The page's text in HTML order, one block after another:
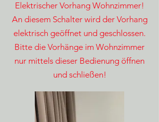
Elektrischer Vorhang Wohnzimmer!
An diesem Schalter wird der Vorhang
elektrisch geöffnet und geschlossen.
Bitte die Vorhänge im Wohnzimmer
nur mittels dieser Bedienung öffnen
und schließen!